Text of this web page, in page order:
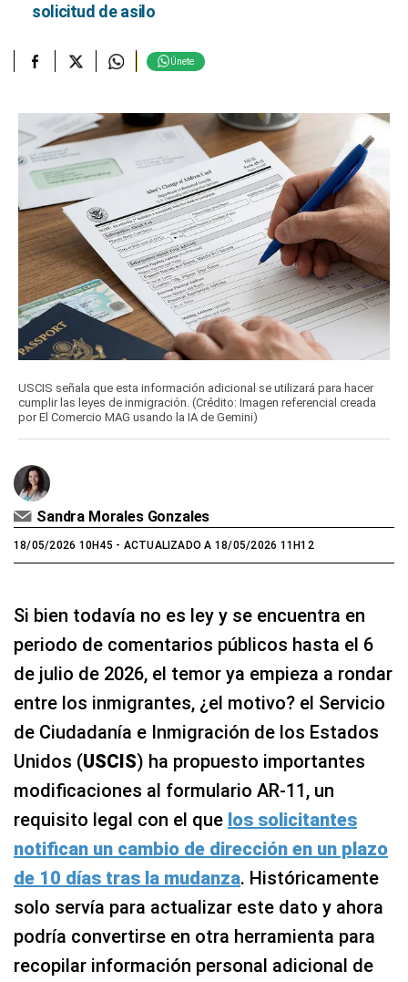
solicitud de asilo
Únete
USCIS señala que esta información adicional se utilizará para hacer
cumplir las leyes de inmigración. (Crédito: Imagen referencial creada
por El Comercio MAG usando la IA de Gemini)
Sandra Morales Gonzales
18/05/2026 10H45 - ACTUALIZADO A 18/05/2026 11H12
Si bien todavía no es ley y se encuentra en
periodo de comentarios públicos hasta el 6
de julio de 2026, el temor ya empieza a rondar
entre los inmigrantes, ¿el motivo? el Servicio
de Ciudadanía e Inmigración de los Estados
Unidos (USCIS) ha propuesto importantes
modificaciones al formulario AR-11, un
requisito legal con el que los solicitantes
notifican un cambio de dirección en un plazo
de 10 días tras la mudanza. Históricamente
solo servía para actualizar este dato y ahora
podría convertirse en otra herramienta para
recopilar información personal adicional de